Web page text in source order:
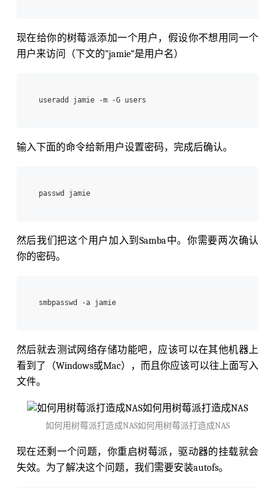
现在给你的树莓派添加一个用户，假设你不想用同一个
用户来访问（下文的”jamie”是用户名）
输入下面的命令给新用户设置密码，完成后确认。
passwd jamie
然后我们把这个用户加入到Samba中。你需要两次确认
你的密码。
smbpasswd -a jamie
然后就去测试网络存储功能吧，应该可以在其他机器上
看到了（Windows或Mac），而且你应该可以往上面写入
文件。
如何用树莓派打造成NAS如何用树莓派打造成NAS
现在还剩一个问题，你重启树莓派，驱动器的挂载就会
失效。为了解决这个问题，我们需要安装autofs。